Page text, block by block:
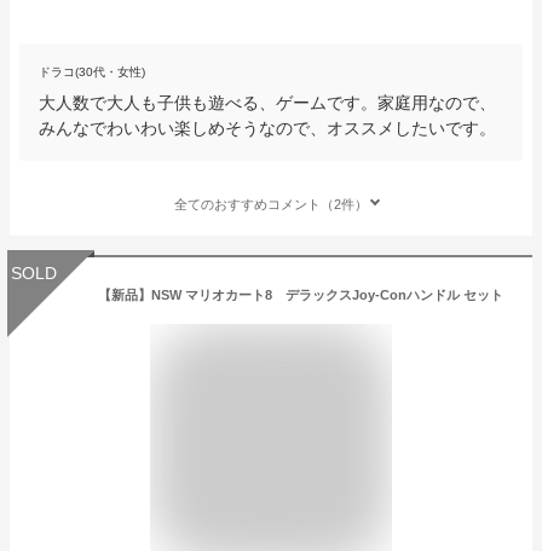
ドラコ(30代・女性)
大人数で大人も子供も遊べる、ゲームです。家庭用なので、
みんなでわいわい楽しめそうなので、オススメしたいです。
全てのおすすめコメント（2件）
SOLD
【新品】NSW マリオカート8 デラックスJoy-Conハンドル セット